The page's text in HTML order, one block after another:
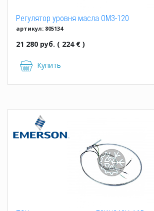
Регулятор уровня масла OM3-120
артикул: 805134
21 280 руб. ( 224 € )
Купить